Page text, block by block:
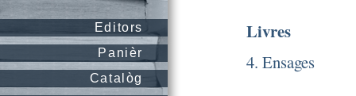
Editors
Panièr
Catalòg
Livres
4. Ensages